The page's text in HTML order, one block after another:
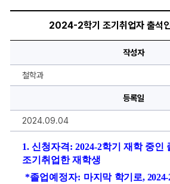
기
취
청
2024-2학기 조기취업자 출석
작성자
철학과
등록일
2024.09.04
1. 신청자격: 2024-2학기 재학 중인
조기취업한 재학생
*졸업예정자: 마지막 학기로,